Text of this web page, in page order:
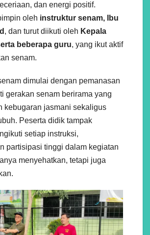
dan energi positif.
oleh instruktur senam, Ibu
, dan turut diikuti oleh Kepala
beberapa guru, yang ikut aktif
senam.
dimulai dengan pemanasan
gerakan senam berirama yang
kebugaran jasmani sekaligus
Peserta didik tampak
setiap instruksi,
partisipasi tinggi dalam kegiatan
menyehatkan, tetapi juga